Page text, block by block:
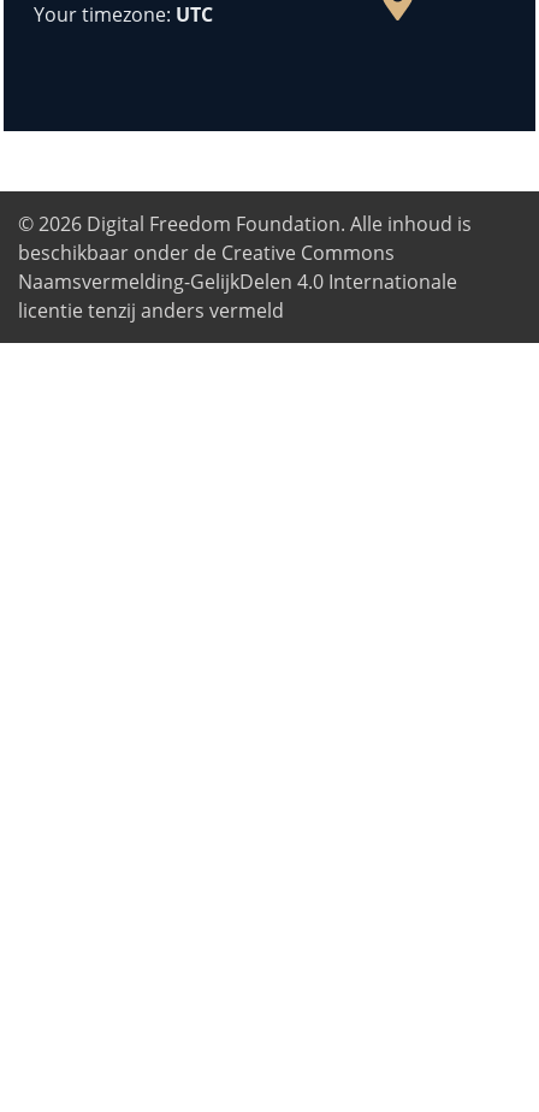
Your timezone: UTC
© 2026 Digital Freedom Foundation. Alle inhoud is
beschikbaar onder de Creative Commons
Naamsvermelding-GelijkDelen 4.0 Internationale
licentie tenzij anders vermeld